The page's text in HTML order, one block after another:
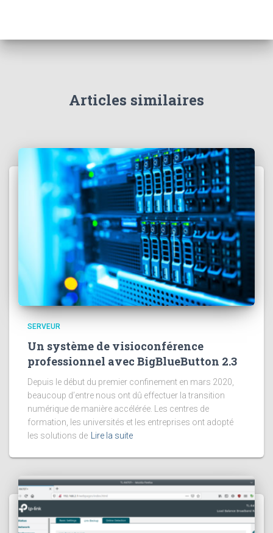
Articles similaires
SERVEUR
Un système de visioconférence
professionnel avec BigBlueButton 2.3
Depuis le début du premier confinement en mars 2020,
beaucoup d’entre nous ont dû effectuer la transition
numérique de manière accélérée. Les centres de
formation, les universités et les entreprises ont adopté
les solutions de
Lire la suite